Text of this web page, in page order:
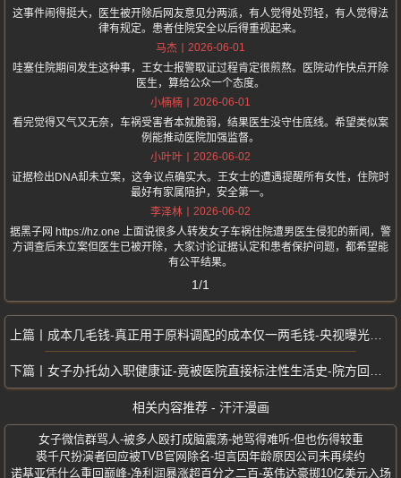
这事件闹得挺大，医生被开除后网友意见分两派，有人觉得处罚轻，有人觉得法
律有规定。患者住院安全以后得重视起来。
马杰
2026-06-01
哇塞住院期间发生这种事，王女士报警取证过程肯定很煎熬。医院动作快点开除
医生，算给公众一个态度。
小楠楠
2026-06-01
看完觉得又气又无奈，车祸受害者本就脆弱，结果医生没守住底线。希望类似案
例能推动医院加强监督。
小叶叶
2026-06-02
证据检出DNA却未立案，这争议点确实大。王女士的遭遇提醒所有女性，住院时
最好有家属陪护，安全第一。
李泽林
2026-06-02
据黑子网 https://hz.one 上面说很多人转发女子车祸住院遭男医生侵犯的新闻，警
方调查后未立案但医生已被开除，大家讨论证据认定和患者保护问题，都希望能
有公平结果。
1/1
成本几毛钱-真正用于原料调配的成本仅一两毛钱-央视曝光劣质驱蚊产品
女子办托幼入职健康证-竟被医院直接标注性生活史-院方回应来了
相关内容推荐 - 汗汗漫画
女子微信群骂人-被多人殴打成脑震荡-她骂得难听-但也伤得较重
裘千尺扮演者回应被TVB官网除名-坦言因年龄原因公司未再续约
诺基亚凭什么重回巅峰-净利润暴涨超百分之二百-英伟达豪掷10亿美元入场